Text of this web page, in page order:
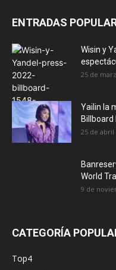
ENTRADAS
Wisin y
25 de
Yailin la
Billboard
25 de abril
World
9 de
CATEGORÍA
Top4